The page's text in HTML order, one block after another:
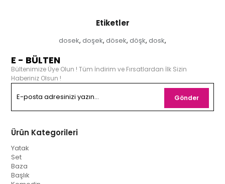
Etiketler
dosek, doşek, dösek, döşk, dosk,
E - BÜLTEN
Bültenimize Üye Olun ! Tüm İndirim ve Fırsatlardan İlk Sizin
Haberiniz Olsun !
Gönder
Ürün Kategorileri
Yatak
Set
Baza
Başlık